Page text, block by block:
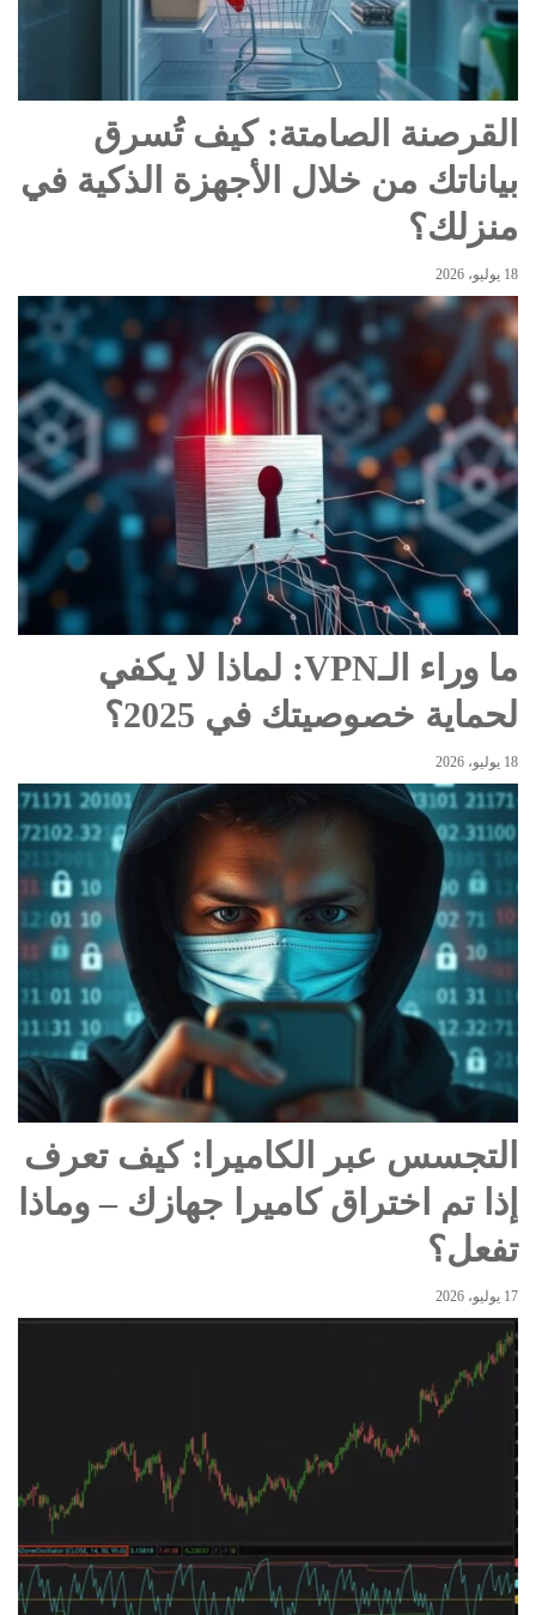
القرصنة الصامتة: كيف تُسرق
بياناتك من خلال الأجهزة الذكية في
منزلك؟
18 يوليو، 2026
ما وراء الـVPN: لماذا لا يكفي
لحماية خصوصيتك في 2025؟
18 يوليو، 2026
التجسس عبر الكاميرا: كيف تعرف
إذا تم اختراق كاميرا جهازك – وماذا
تفعل؟
17 يوليو، 2026